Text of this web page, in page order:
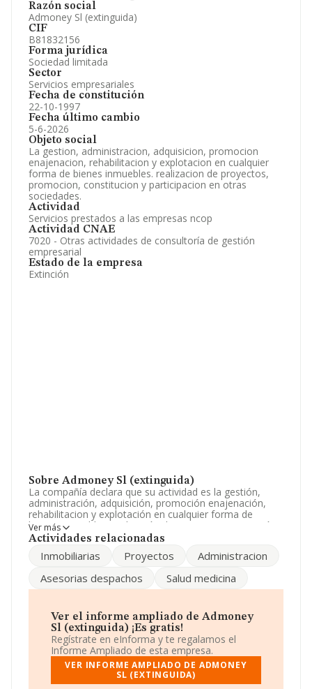
Razón social
Admoney Sl (extinguida)
CIF
B81832156
Forma jurídica
Sociedad limitada
Sector
Servicios empresariales
Fecha de constitución
22-10-1997
Fecha último cambio
5-6-2026
Objeto social
La gestion, administracion, adquisicion, promocion
enajenacion, rehabilitacion y explotacion en cualquier
forma de bienes inmuebles. realizacion de proyectos,
promocion, constitucion y participacion en otras
sociedades.
Actividad
Servicios prestados a las empresas ncop
Actividad CNAE
7020 - Otras actividades de consultoría de gestión
empresarial
Estado de la empresa
Extinción
Sobre Admoney Sl (extinguida)
La compañía declara que su actividad es la gestión,
administración, adquisición, promoción enajenación,
rehabilitacion y explotación en cualquier forma de
bienes inmuebles. realización de proyectos, promoción,
constitucion y participacion en otras sociedades. La
'%cnae%'. La empresa no tiene actividad en mercados
La empresaAdmoney S.L (extinguida), con NIF
(28036), Madrid, Madrid.
En relación con el sector y disponiendo de los datos de
hasta 72.271 empresas, la facturación en el ámbito
nacional alcanza los 15.184 millones de euros y el
promedio de la facturación de ventas entre todas las
compañías asciende a los 210 mil euros. Teniendo en
Ver más
Actividades relacionadas
Inmobiliarias Proyectos
Administracion
Asesorias despachos
Salud medicina
Ver el informe ampliado de Admoney
Sl (extinguida) ¡Es gratis!
Regístrate en eInforma y te regalamos el
Informe Ampliado de esta empresa.
VER INFORME AMPLIADO DE ADMONEY
SL (EXTINGUIDA)